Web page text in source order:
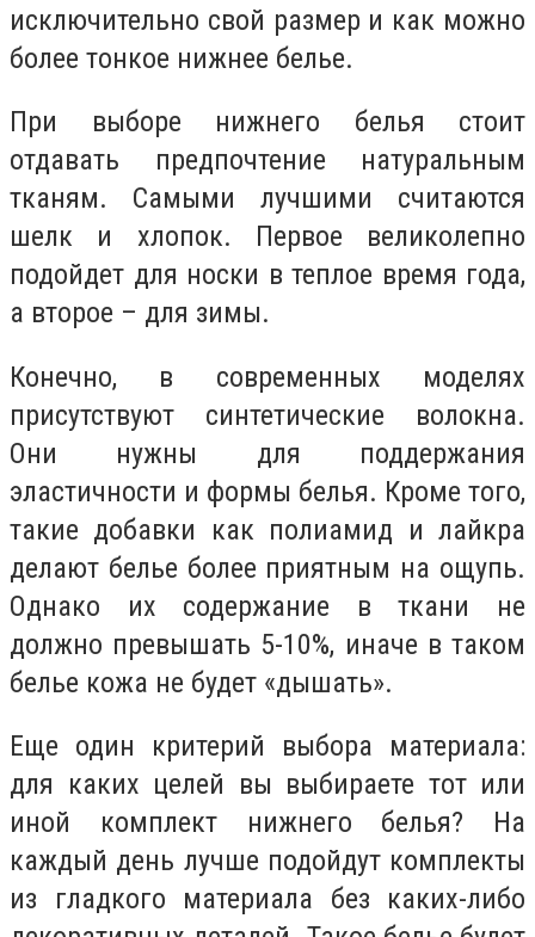
исключительно свой размер и как можно
более тонкое нижнее белье.
При выборе нижнего белья стоит
отдавать предпочтение натуральным
тканям. Самыми лучшими считаются
шелк и хлопок. Первое великолепно
подойдет для носки в теплое время года,
а второе – для зимы.
Конечно, в современных моделях
присутствуют синтетические волокна.
Они нужны для поддержания
эластичности и формы белья. Кроме того,
такие добавки как полиамид и лайкра
делают белье более приятным на ощупь.
Однако их содержание в ткани не
должно превышать 5-10%, иначе в таком
белье кожа не будет «дышать».
Еще один критерий выбора материала:
для каких целей вы выбираете тот или
иной комплект нижнего белья? На
каждый день лучше подойдут комплекты
из гладкого материала без каких-либо